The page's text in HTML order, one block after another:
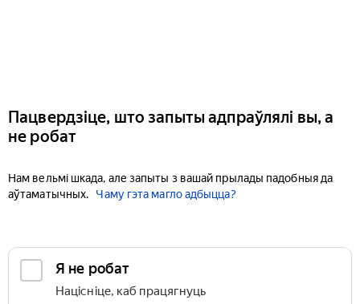
Пацвердзіце, што запыты адпраўлялі вы, а
не робат
Нам вельмі шкада, але запыты з вашай прылады падобныя да
аўтаматычных.
Чаму гэта магло адбыцца?
Я не робат
Націсніце, каб працягнуць